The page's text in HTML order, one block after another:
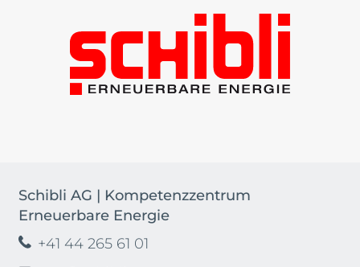
Schibli AG | Kompetenzzentrum
Erneuerbare Energie
+41 44 265 61 01